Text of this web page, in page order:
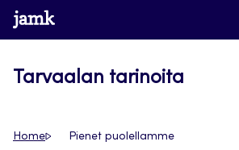
Siirry
suoraan
www.jamk.fi
Tarvaalan tarinoita
Home Pienet puolellamme